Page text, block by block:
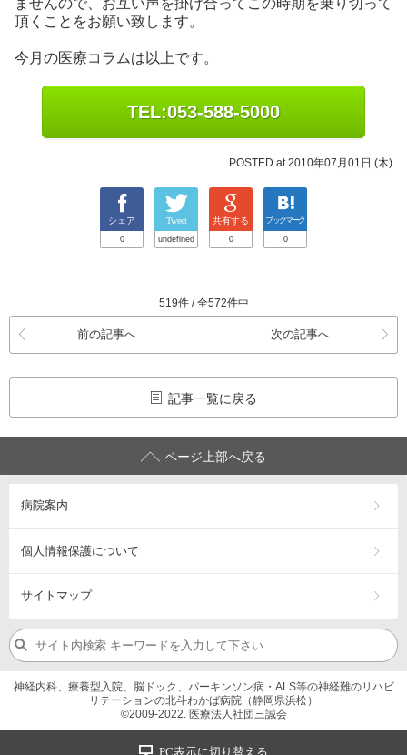
ませんので、お互い声を掛け合ってこの時期を乗り切って
頂くことをお願い致します。
今月の医療コラムは以上です。
TEL:053-588-5000
POSTED at 2010年07月01日 (木)
シェア
0
Tweet
undefined
共有する
0
ブックマーク
0
519件 / 全572件中
前の記事へ 次の記事へ
記事一覧に戻る
ページ上部へ戻る
病院案内
個人情報保護について
サイトマップ
神経内科、療養型入院、脳ドック、パーキンソン病・ALS等の神経難のリハビ
リテーションの北斗わかば病院（静岡県浜松）
©2009-2022. 医療法人社団三誠会
PC表示に切り替える